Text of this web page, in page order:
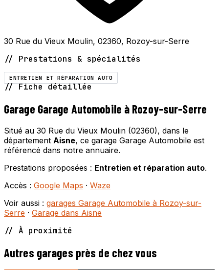
30 Rue du Vieux Moulin, 02360, Rozoy-sur-Serre
// Prestations & spécialités
ENTRETIEN ET RÉPARATION AUTO
// Fiche détaillée
Garage Garage Automobile à Rozoy-sur-Serre
Situé au 30 Rue du Vieux Moulin (02360), dans le
département Aisne, ce garage Garage Automobile est
référencé dans notre annuaire.
Prestations proposées : Entretien et réparation auto.
Accès : Google Maps · Waze
Voir aussi : garages Garage Automobile à Rozoy-sur-
Serre · Garage dans Aisne
// À proximité
Autres garages près de chez vous